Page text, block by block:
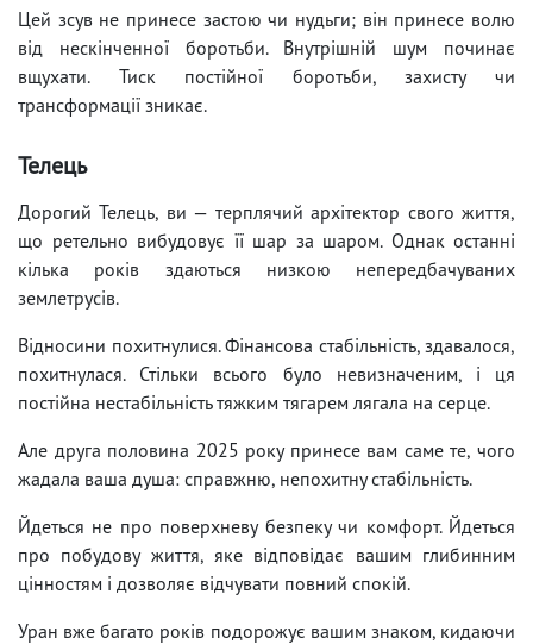
Цей зсув не принесе застою чи нудьги; він принесе волю
від нескінченної боротьби. Внутрішній шум починає
вщухати. Тиск постійної боротьби, захисту чи
трансформації зникає.
Телець
Дорогий Телець, ви — терплячий архітектор свого життя,
що ретельно вибудовує її шар за шаром. Однак останні
кілька років здаються низкою непередбачуваних
землетрусів.
Відносини похитнулися. Фінансова стабільність, здавалося,
похитнулася. Стільки всього було невизначеним, і ця
постійна нестабільність тяжким тягарем лягала на серце.
Але друга половина 2025 року принесе вам саме те, чого
жадала ваша душа: справжню, непохитну стабільність.
Йдеться не про поверхневу безпеку чи комфорт. Йдеться
про побудову життя, яке відповідає вашим глибинним
цінностям і дозволяє відчувати повний спокій.
Уран вже багато років подорожує вашим знаком, кидаючи